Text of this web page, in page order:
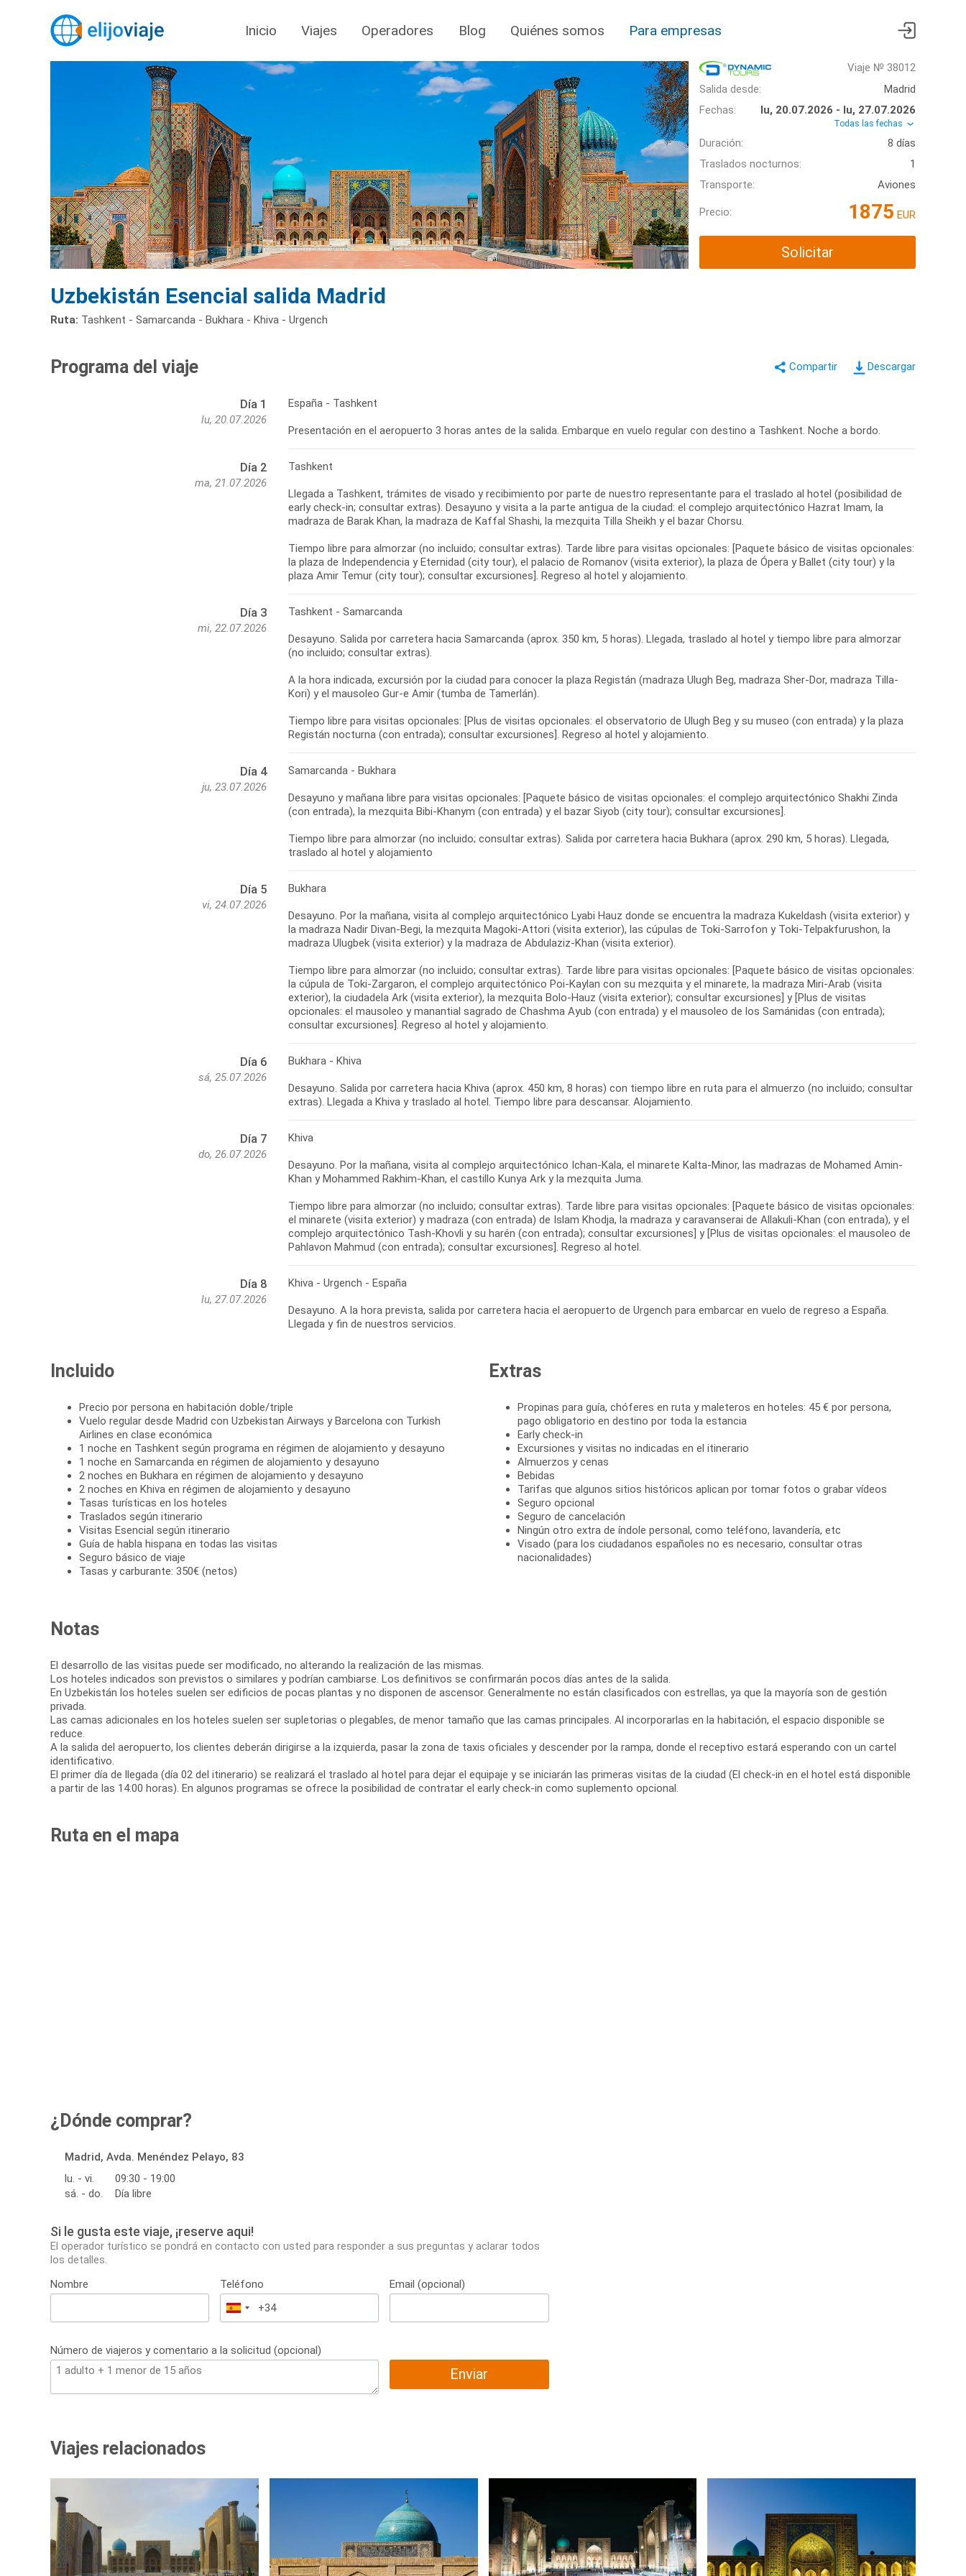
Inicio Viajes Operadores Blog Quiénes somos Para empresas
Viaje № 38012
Salida desde:
Madrid
Fechas:
lu, 20.07.2026 - lu, 27.07.2026
Todas las fechas
Duración:
8 días
Traslados nocturnos:
1
Transporte:
Aviones
Precio: 1875 EUR
Solicitar
Uzbekistán Esencial salida Madrid
Ruta: Tashkent - Samarcanda - Bukhara - Khiva - Urgench
Descargar
Programa del viaje
Día 1
lu, 20.07.2026
España - Tashkent
Presentación en el aeropuerto 3 horas antes de la salida. Embarque en vuelo regular con destino a Tashkent. Noche a bordo.
Día 2
ma, 21.07.2026
Tashkent
Llegada a Tashkent, trámites de visado y recibimiento por parte de nuestro representante para el traslado al hotel (posibilidad de
early check-in; consultar extras). Desayuno y visita a la parte antigua de la ciudad: el complejo arquitectónico Hazrat Imam, la
madraza de Barak Khan, la madraza de Kaffal Shashi, la mezquita Tilla Sheikh y el bazar Chorsu.
Tiempo libre para almorzar (no incluido; consultar extras). Tarde libre para visitas opcionales: [Paquete básico de visitas opcionales:
la plaza de Independencia y Eternidad (city tour), el palacio de Romanov (visita exterior), la plaza de Ópera y Ballet (city tour) y la
plaza Amir Temur (city tour); consultar excursiones]. Regreso al hotel y alojamiento.
Día 3
mi, 22.07.2026
Tashkent - Samarcanda
Desayuno. Salida por carretera hacia Samarcanda (aprox. 350 km, 5 horas). Llegada, traslado al hotel y tiempo libre para almorzar
(no incluido; consultar extras).
A la hora indicada, excursión por la ciudad para conocer la plaza Registán (madraza Ulugh Beg, madraza Sher-Dor, madraza Tilla-
Kori) y el mausoleo Gur-e Amir (tumba de Tamerlán).
Tiempo libre para visitas opcionales: [Plus de visitas opcionales: el observatorio de Ulugh Beg y su museo (con entrada) y la plaza
Registán nocturna (con entrada); consultar excursiones]. Regreso al hotel y alojamiento.
Día 4
ju, 23.07.2026
Samarcanda - Bukhara
Desayuno y mañana libre para visitas opcionales: [Paquete básico de visitas opcionales: el complejo arquitectónico Shakhi Zinda
(con entrada), la mezquita Bibi-Khanym (con entrada) y el bazar Siyob (city tour); consultar excursiones].
Tiempo libre para almorzar (no incluido; consultar extras). Salida por carretera hacia Bukhara (aprox. 290 km, 5 horas). Llegada,
traslado al hotel y alojamiento
Día 5
vi, 24.07.2026
Bukhara
Desayuno. Por la mañana, visita al complejo arquitectónico Lyabi Hauz donde se encuentra la madraza Kukeldash (visita exterior) y
la madraza Nadir Divan-Begi, la mezquita Magoki-Attori (visita exterior), las cúpulas de Toki-Sarrofon y Toki-Telpakfurushon, la
madraza Ulugbek (visita exterior) y la madraza de Abdulaziz-Khan (visita exterior).
Tiempo libre para almorzar (no incluido; consultar extras). Tarde libre para visitas opcionales: [Paquete básico de visitas opcionales:
la cúpula de Toki-Zargaron, el complejo arquitectónico Poi-Kaylan con su mezquita y el minarete, la madraza Miri-Arab (visita
exterior), la ciudadela Ark (visita exterior), la mezquita Bolo-Hauz (visita exterior); consultar excursiones] y [Plus de visitas
opcionales: el mausoleo y manantial sagrado de Chashma Ayub (con entrada) y el mausoleo de los Samánidas (con entrada);
consultar excursiones]. Regreso al hotel y alojamiento.
Día 6
sá, 25.07.2026
Bukhara - Khiva
Desayuno. Salida por carretera hacia Khiva (aprox. 450 km, 8 horas) con tiempo libre en ruta para el almuerzo (no incluido; consultar
extras). Llegada a Khiva y traslado al hotel. Tiempo libre para descansar. Alojamiento.
Día 7
do, 26.07.2026
Khiva
Desayuno. Por la mañana, visita al complejo arquitectónico Ichan-Kala, el minarete Kalta-Minor, las madrazas de Mohamed Amin-
Khan y Mohammed Rakhim-Khan, el castillo Kunya Ark y la mezquita Juma.
Tiempo libre para almorzar (no incluido; consultar extras). Tarde libre para visitas opcionales: [Paquete básico de visitas opcionales:
el minarete (visita exterior) y madraza (con entrada) de Islam Khodja, la madraza y caravanserai de Allakuli-Khan (con entrada), y el
complejo arquitectónico Tash-Khovli y su harén (con entrada); consultar excursiones] y [Plus de visitas opcionales: el mausoleo de
Pahlavon Mahmud (con entrada); consultar excursiones]. Regreso al hotel.
Día 8
lu, 27.07.2026
Khiva - Urgench - España
Desayuno. A la hora prevista, salida por carretera hacia el aeropuerto de Urgench para embarcar en vuelo de regreso a España.
Llegada y fin de nuestros servicios.
Incluido
Precio por persona en habitación doble/triple
Vuelo regular desde Madrid con Uzbekistan Airways y Barcelona con Turkish
Airlines en clase económica
1 noche en Tashkent según programa en régimen de alojamiento y desayuno
1 noche en Samarcanda en régimen de alojamiento y desayuno
2 noches en Bukhara en régimen de alojamiento y desayuno
2 noches en Khiva en régimen de alojamiento y desayuno
Tasas turísticas en los hoteles
Traslados según itinerario
Visitas Esencial según itinerario
Guía de habla hispana en todas las visitas
Seguro básico de viaje
Tasas y carburante: 350€ (netos)
Extras
Propinas para guía, chóferes en ruta y maleteros en hoteles: 45 € por persona,
pago obligatorio en destino por toda la estancia
Early check-in
Excursiones y visitas no indicadas en el itinerario
Almuerzos y cenas
Bebidas
Tarifas que algunos sitios históricos aplican por tomar fotos o grabar vídeos
Seguro opcional
Seguro de cancelación
Ningún otro extra de índole personal, como teléfono, lavandería, etc
Visado (para los ciudadanos españoles no es necesario, consultar otras
nacionalidades)
Notas
El desarrollo de las visitas puede ser modificado, no alterando la realización de las mismas.
Los hoteles indicados son previstos o similares y podrían cambiarse. Los definitivos se confirmarán pocos días antes de la salida.
En Uzbekistán los hoteles suelen ser edificios de pocas plantas y no disponen de ascensor. Generalmente no están clasificados con estrellas, ya que la mayoría son de gestión
privada.
Las camas adicionales en los hoteles suelen ser supletorias o plegables, de menor tamaño que las camas principales. Al incorporarlas en la habitación, el espacio disponible se
reduce.
A la salida del aeropuerto, los clientes deberán dirigirse a la izquierda, pasar la zona de taxis oficiales y descender por la rampa, donde el receptivo estará esperando con un cartel
identificativo.
El primer día de llegada (día 02 del itinerario) se realizará el traslado al hotel para dejar el equipaje y se iniciarán las primeras visitas de la ciudad (El check-in en el hotel está disponible
a partir de las 14:00 horas). En algunos programas se ofrece la posibilidad de contratar el early check-in como suplemento opcional.
Ruta en el mapa
¿Dónde comprar?
Madrid, Avda. Menéndez Pelayo, 83
lu. - vi.
09:30 - 19:00
sá. - do.
Día libre
Si le gusta este viaje, ¡reserve aqui!
El operador turístico se pondrá en contacto con usted para responder a sus preguntas y aclarar todos
los detalles.
Nombre
Teléfono
España
+34
Email (opcional)
Número de viajeros y comentario a la solicitud (opcional)
Enviar
Viajes relacionados